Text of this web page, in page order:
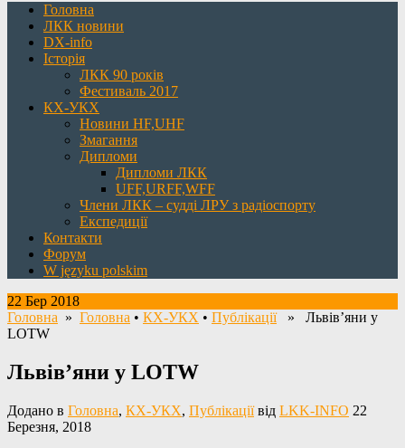
Головна
ЛКК новини
DX-info
Історія
ЛКК 90 років
Фестиваль 2017
КХ-УКХ
Новини HF,UHF
Змагання
Дипломи
Дипломи ЛКК
UFF,URFF,WFF
Члени ЛКК – судді ЛРУ з радіоспорту
Експедиції
Контакти
Форум
W języku polskim
22 Бер 2018
Головна » Головна • КХ-УКХ • Публікації» Львів’яни у
LOTW
Львів’яни у LOTW
Додано в Головна, КХ-УКХ, Публікаціївід LKK-INFO 22
Березня, 2018